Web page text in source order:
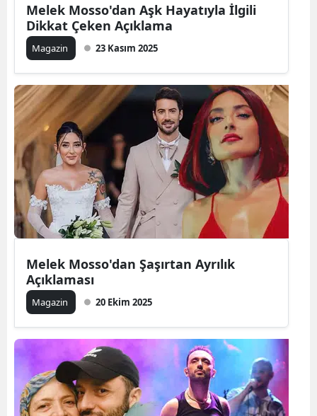
Melek Mosso'dan Aşk Hayatıyla İlgili
Dikkat Çeken Açıklama
Magazin 23 Kasım 2025
Melek Mosso'dan Şaşırtan Ayrılık
Açıklaması
Magazin 20 Ekim 2025